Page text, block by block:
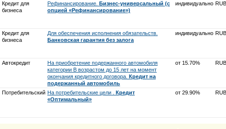
Кредит для
бизнеса
Рефинансирование. Бизнес-универсальный (с
опцией «Рефинансирование»)
индивидуально RUB
Кредит для
бизнеса
Для обеспечения исполнения обязательств.
Банковская гарантия без залога
индивидуально RUB
Автокредит
На приобретение подержанного автомобиля
категории B возрастом до 15 лет на момент
окончания кредитного договора. Кредит на
подержанный автомобиль
от 15.70% RUB
Потребительский На потребительские цели . Кредит
«Оптимальный»
от 29.90% RUB